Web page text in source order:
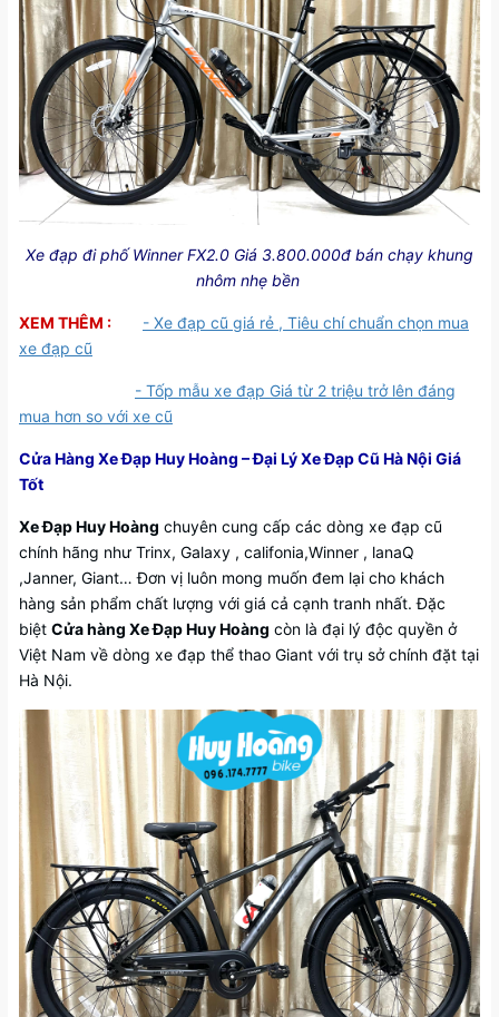
Xe đạp đi phố Winner FX2.0 Giá 3.800.000đ bán chạy khung
nhôm nhẹ bền
XEM THÊM : - Xe đạp cũ giá rẻ , Tiêu chí chuẩn chọn mua
xe đạp cũ
- Tốp mẫu xe đạp Giá từ 2 triệu trở lên đáng
mua hơn so với xe cũ
Cửa Hàng Xe Đạp Huy Hoàng – Đại Lý Xe Đạp Cũ Hà Nội Giá
Tốt
Xe Đạp Huy Hoàng chuyên cung cấp các dòng xe đạp cũ
chính hãng như Trinx, Galaxy , califonia,Winner , lanaQ
,Janner, Giant… Đơn vị luôn mong muốn đem lại cho khách
hàng sản phẩm chất lượng với giá cả cạnh tranh nhất. Đặc
biệt Cửa hàng Xe Đạp Huy Hoàng còn là đại lý độc quyền ở
Việt Nam về dòng xe đạp thể thao Giant với trụ sở chính đặt tại
Hà Nội.